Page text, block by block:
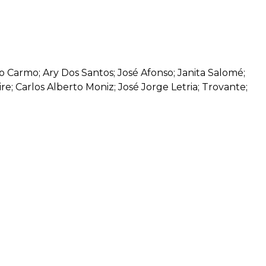
Ary Dos Santos; José Afonso; Janita Salomé;
Carlos Alberto Moniz; José Jorge Letria; Trovante;